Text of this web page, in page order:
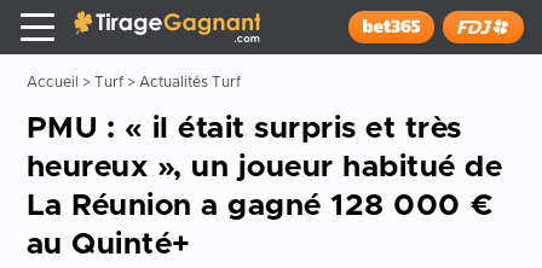
x
Tirage Gagnant
Installer
Accueil > Turf> Actualités Turf
PMU : « il était surpris et très
heureux », un joueur habitué de
La Réunion a gagné 128 000 €
au Quinté+